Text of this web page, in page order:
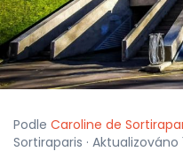
Podle Caroline de
Sortiraparis · Aktualizováno